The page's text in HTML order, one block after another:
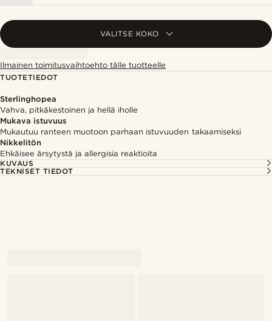
VALITSE KOKO
Ilmainen toimitusvaihtoehto tälle tuotteelle
TUOTETIEDOT
Sterlinghopea
Vahva, pitkäkestoinen ja hellä iholle
Mukava istuvuus
Mukautuu ranteen muotoon parhaan istuvuuden takaamiseksi
Nikkelitön
Ehkäisee ärsytystä ja allergisia reaktioita
KUVAUS
TEKNISET TIEDOT